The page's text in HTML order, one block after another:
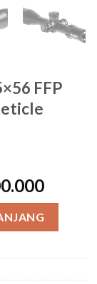
FFP
Harga
saat
ini
adalah: